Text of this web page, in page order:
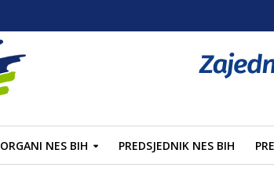
ORGANI NES BIH PREDSJEDNIK NES BIH